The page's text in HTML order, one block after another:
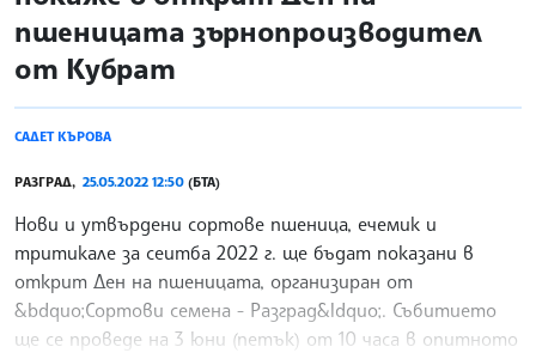
пшеницата зърнопроизводител
от Кубрат
САДЕТ КЪРОВА
РАЗГРАД, 25.05.2022 12:50 (БТА)
Нови и утвърдени сортове пшеница, ечемик и
тритикале за сеитба 2022 г. ще бъдат показани в
открит Ден на пшеницата, организиран от
&bdquo;Сортови семена - Разград&ldquo;. Събитието
ще се проведе на 3 юни (петък) от 10 часа в опитното